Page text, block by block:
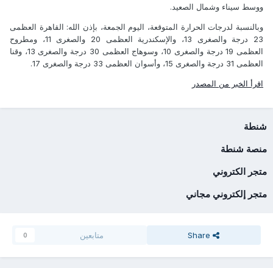
ووسط سيناء وشمال الصعيد.
وبالنسبة لدرجات الحرارة المتوقعة، اليوم الجمعة، بإذن الله: القاهرة العظمى
23 درجة والصغرى 13، والإسكندرية العظمى 20 والصغرى 11، ومطروح
العظمى 19 درجة والصغرى 10، وسوهاج العظمى 30 درجة والصغرى 13، وقنا
العظمى 31 درجة والصغرى 15، وأسوان العظمى 33 درجة والصغرى 17.
اقرأ الخبر من المصدر
شنطة
منصة شنطة
متجر الكتروني
متجر إلكتروني مجاني
Share متابعين 0